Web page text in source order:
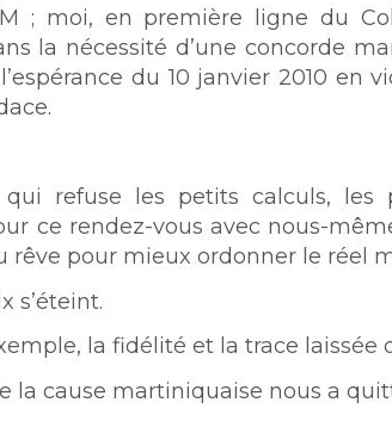
; moi, en première ligne du
la nécessité d’une concorde
du 10 janvier 2010 en
refuse les petits calculs, les
ce rendez-vous avec nous-
rêve pour mieux ordonner le réel
s’éteint.
la fidélité et la trace laissée
la cause martiniquaise nous a